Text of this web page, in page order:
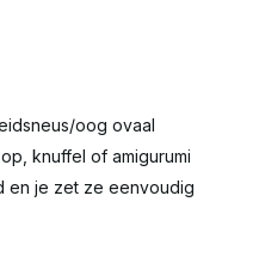
oog ovaal
knuffel of amigurumi
en je zet ze eenvoudig